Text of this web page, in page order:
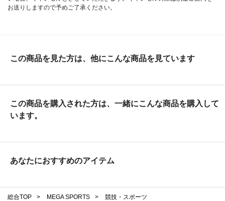
お送りしますので予めご了承ください。
この商品を見た方は、他にこんな商品を見ています
この商品を購入された方は、一緒にこんな商品を購入して
います。
あなたにおすすめのアイテム
総合TOP > MEGA SPORTS >
競技・スポーツ